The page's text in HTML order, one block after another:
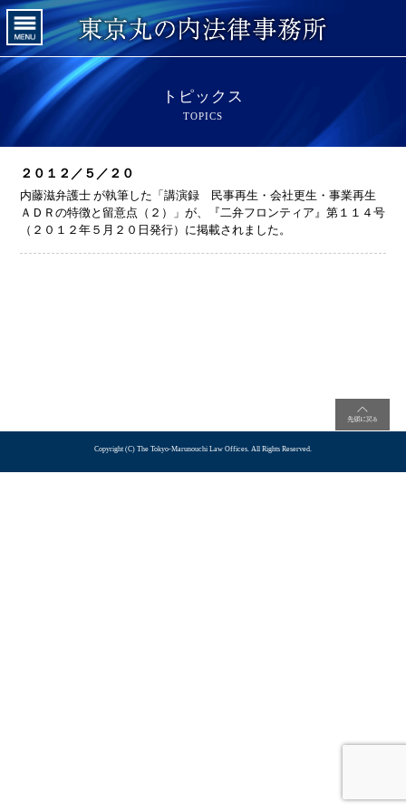
トピックス
TOPICS
２０１２／５／２０
内藤滋弁護士 が執筆した「講演録 民事再生・会社更生・事業再生
ＡＤＲの特徴と留意点（２）」が、『二弁フロンティア』第１１４号
（２０１２年５月２０日発行）に掲載されました。
Copyright (C) The Tokyo-Marunouchi Law Offices. All Rights Reserved.